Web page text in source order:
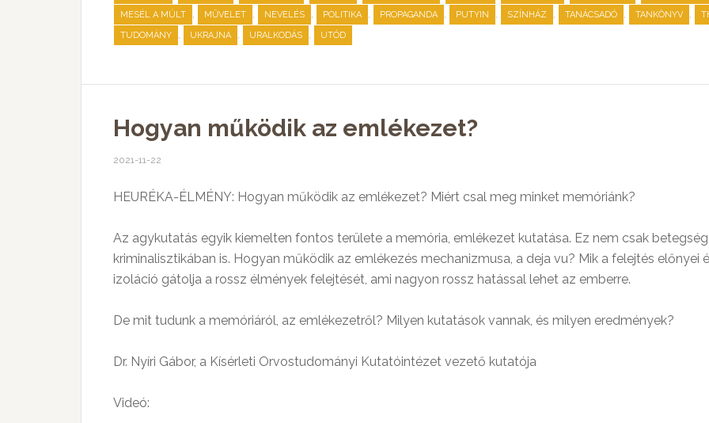
MESÉL A MÚLT , MŰVELET , NEVELÉS , POLITIKA , PROPAGANDA , PUTYIN , SZÍNHÁZ , TANÁCSADÓ , TANKÖNYV ,
TUDOMÁNY , UKRAJNA , URALKODÁS , UTÓD
Hogyan működik az emlékezet?
2021-11-22
HEURÉKA-ÉLMÉNY: Hogyan működik az emlékezet? Miért csal meg minket memóriánk?
Az agykutatás egyik kiemelten fontos területe a memória, emlékezet kutatása. Ez nem csak
kriminalisztikában is. Hogyan működik az emlékezés mechanizmusa, a deja vu? Mik a felejtés előnyei
izoláció gátolja a rossz élmények felejtését, ami nagyon rossz hatással lehet az emberre.
De mit tudunk a memóriáról, az emlékezetről? Milyen kutatások vannak, és milyen eredmények?
Dr. Nyíri Gábor, a Kísérleti Orvostudományi Kutatóintézet vezető kutatója
Videó: